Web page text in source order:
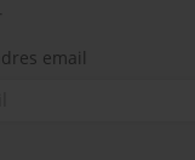
email